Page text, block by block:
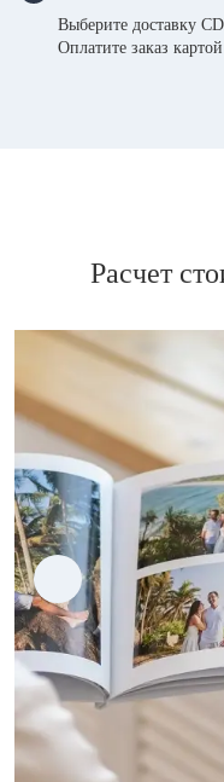
Выберите доставку
Оплатите заказ
Расчет